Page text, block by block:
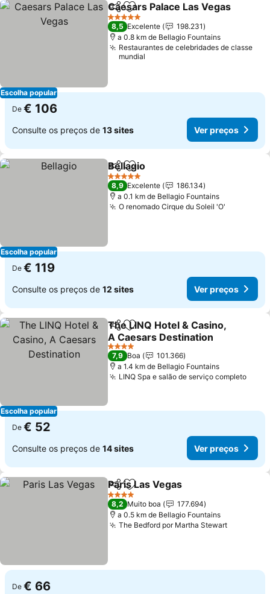
Escolha popular
PartilharAdicionar aos favoritos
Caesars Palace Las Vegas
5 Estrelas
8,5 Excelente
198.231
a 0.8 km de Bellagio Fountains
Restaurantes de celebridades de classe
mundial
De € 106
Consulte os preços de 13 sites Ver preços
Escolha popular
PartilharAdicionar aos favoritos
Bellagio
5 Estrelas
8,9 Excelente
186.134
a 0.1 km de Bellagio Fountains
O renomado Cirque du Soleil 'O'
De € 119
Consulte os preços de 12 sites Ver preços
Escolha popular
PartilharAdicionar aos favoritos
The LINQ Hotel & Casino,
A Caesars Destination
4 Estrelas
7,9 Boa
101.366
a 1.4 km de Bellagio Fountains
LINQ Spa e salão de serviço completo
De € 52
Consulte os preços de 14 sites Ver preços
PartilharAdicionar aos favoritos
Paris Las Vegas
4 Estrelas
8,2 Muito boa
177.694
a 0.5 km de Bellagio Fountains
The Bedford por Martha Stewart
De € 66